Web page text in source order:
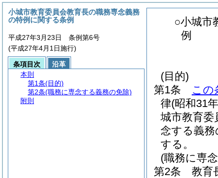
○小城市
例
(目的)
第1条
この
律(昭和31
城市教育委
念する義
する。
(職務に専
第2条
教育
小城市教育委員会教育長の職務専念義務
の特例に関する条例
平成27年3月23日 条例第6号
(平成27年4月1日施行)
条項目次
沿革
本則
第1条(目的)
第2条(職務に専念する義務の免除)
附則